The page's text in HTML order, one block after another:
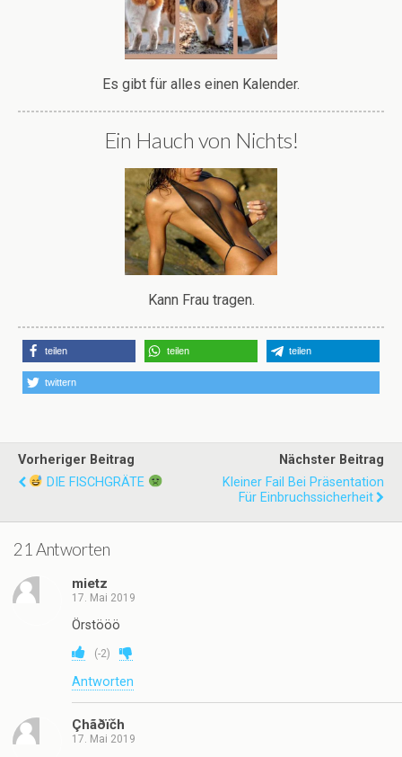
Es gibt für alles einen Kalender.
Ein Hauch von Nichts!
Kann Frau tragen.
teilen teilen teilen
twittern
Vorheriger Beitrag
DIE FISCHGRÄTE
Nächster Beitrag
Kleiner Fail Bei Präsentation
Für Einbruchssicherheit
21 Antworten
mietz
17. Mai 2019
Örstööö
(-2)
Antworten
Çhãðïčh
17. Mai 2019